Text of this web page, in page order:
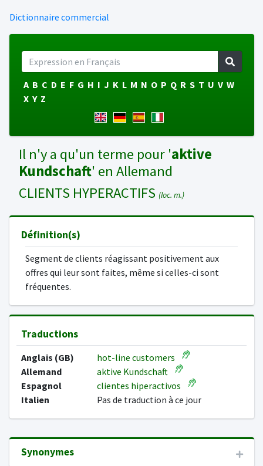
Dictionnaire commercial
A B C D E F G H I J K L M N O P Q R S T U V W
X Y Z
Il n'y a qu'un terme pour 'aktive
Kundschaft' en Allemand
CLIENTS HYPERACTIFS (loc. m.)
Définition(s)
Segment de clients réagissant positivement aux
offres qui leur sont faites, même si celles-ci sont
fréquentes.
Traductions
Anglais (GB)
hot-line customers
Allemand
aktive Kundschaft
Espagnol
clientes hiperactivos
Italien
Pas de traduction à ce jour
Synonymes